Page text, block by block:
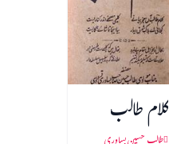
کلام طالب